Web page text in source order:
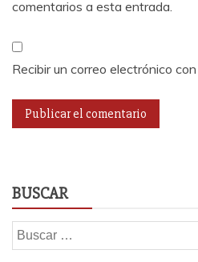
comentarios a esta entrada.
Recibir un correo electrónico
BUSCAR
Buscar: